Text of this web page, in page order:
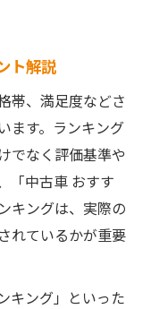
ト解説
帯、満足度などさ
ます。ランキング
でなく評価基準や
「中古車 おすす
キングは、実際の
れているかが重要
キング」といった